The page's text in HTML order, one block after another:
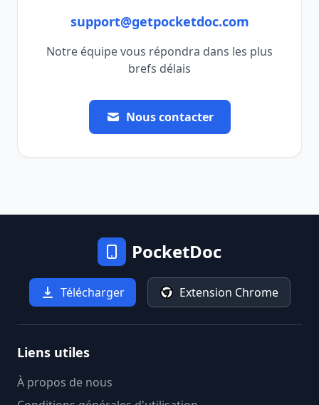
support@getpocketdoc.com
Notre équipe vous répondra dans les plus
brefs délais
Nous contacter
PocketDoc
Télécharger Extension Chrome
Liens utiles
À propos de nous